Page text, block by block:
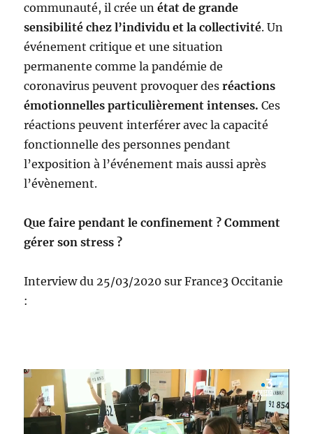
communauté, il crée unétat de grande
sensibilité chez l’individu et la collectivité. Un
événement critique et une situation
permanente comme la pandémie de
coronavirus peuvent provoquer desréactions
émotionnelles particulièrement intenses.Ces
réactions peuvent interférer avec la capacité
fonctionnelle des personnes pendant
l’exposition à l’événement mais aussi après
l’évènement.
Que faire pendant le confinement ? Comment
gérer son stress ?
Interview du 25/03/2020 sur France3 Occitanie
:
Lecteur
vidéo